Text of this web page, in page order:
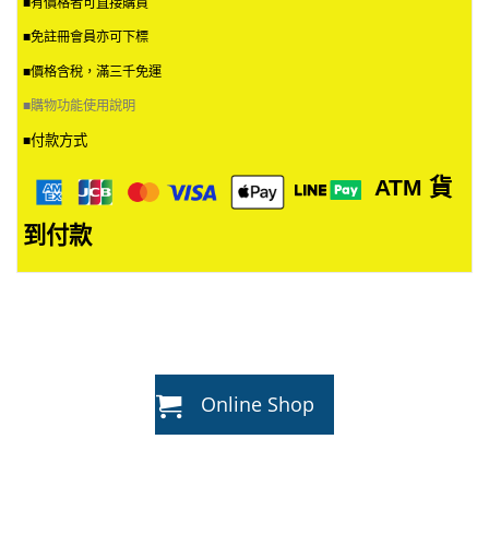
■有價格者可直接購買
■免註冊會員亦可下標
■價格含稅，滿三千免運
■購物功能使用說明
■付款方式
ATM 貨
到付款
Online Shop